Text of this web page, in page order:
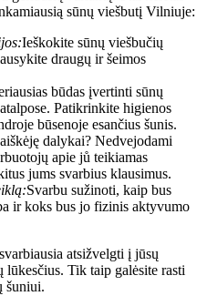
sūnų viešbutį Vilniuje:
Ieškokite sūnų viešbučių
draugų ir šeimos
būdas įvertinti sūnų
Patikrinkite higienos
būsenoje esančius šunis.
dalykai? Nedvejodami
apie jů teikiamas
jums svarbius klausimus.
Svarbu sužinoti, kaip bus
ir koks bus jo fizinis aktyvumo
atsižvelgti į jūsų
Tik taip galėsite rasti
šuniui.